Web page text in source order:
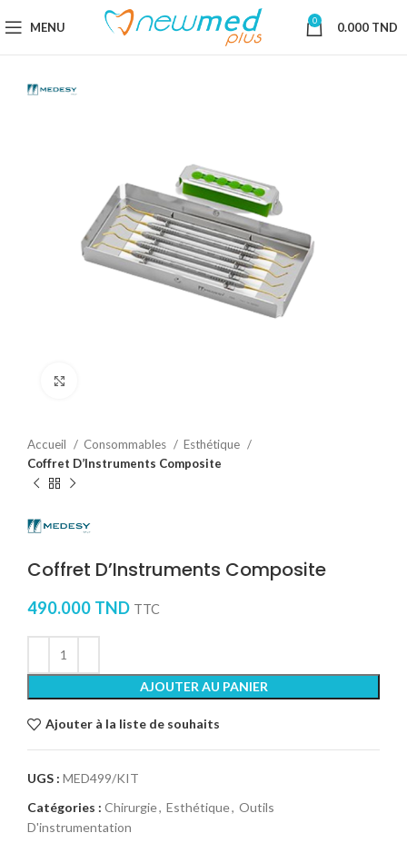
MENU 0 0.000 TND
Accueil Consommables
Esthétique
Coffret D’Instruments Composite
Coffret D’Instruments Composite
490.000 TND TTC
AJOUTER AU PANIER
Ajouter à la liste de souhaits
UGS : MED499/KIT
Catégories : Chirurgie, Esthétique, Outils
D'instrumentation